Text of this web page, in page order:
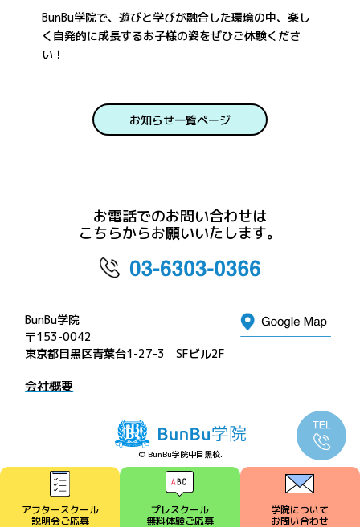
BunBu学院で、遊びと学びが融合した環境の中、楽し
く自発的に成長するお子様の姿をぜひご体験くださ
い！
お知らせ一覧ページ
お電話でのお問い合わせは
こちらからお願いいたします。
BunBu学院
〒153-0042
東京都目黒区青葉台1-27-3 SFビル2F
会社概要
© BunBu学院中目黒校.
アフタースクール
説明会ご応募
プレスクール
無料体験ご応募
学院について
お問い合わせ